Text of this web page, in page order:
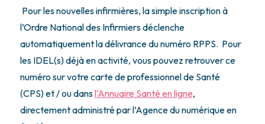
Pour les nouvelles infirmières, la simple inscription à
l’Ordre National des Infirmiers déclenche
automatiquement la délivrance du numéro RPPS. Pour
les IDEL(s) déjà en activité, vous pouvez retrouver ce
numéro sur votre carte de professionnel de Santé
(CPS) et / ou dansl’Annuaire Santé en ligne,
directement administré par l’Agence du numérique en